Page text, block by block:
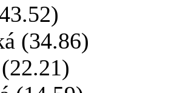
(34.86)